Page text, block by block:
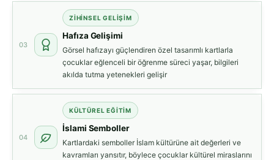
03
ZIHINSEL GELIŞIM
Hafıza Gelişimi
Görsel hafızayı güçlendiren özel tasarımlı kartlarla
çocuklar eğlenceli bir öğrenme süreci yaşar, bilgileri
akılda tutma yetenekleri gelişir
04
KÜLTÜREL EĞITIM
İslami Semboller
Kartlardaki semboller İslam kültürüne ait değerleri ve
kavramları yansıtır, böylece çocuklar kültürel miraslarını